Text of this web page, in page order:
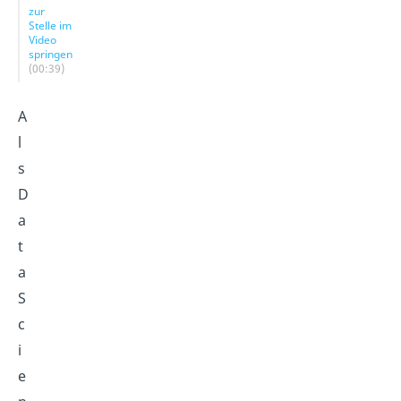
zur
Stelle im
Video
springen
(00:39)
A
l
s
D
a
t
a
S
c
i
e